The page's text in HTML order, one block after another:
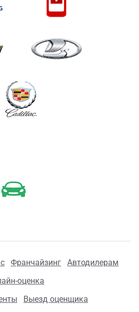
Франчайзинг
Автодилерам
оценка
Выезд оценщика